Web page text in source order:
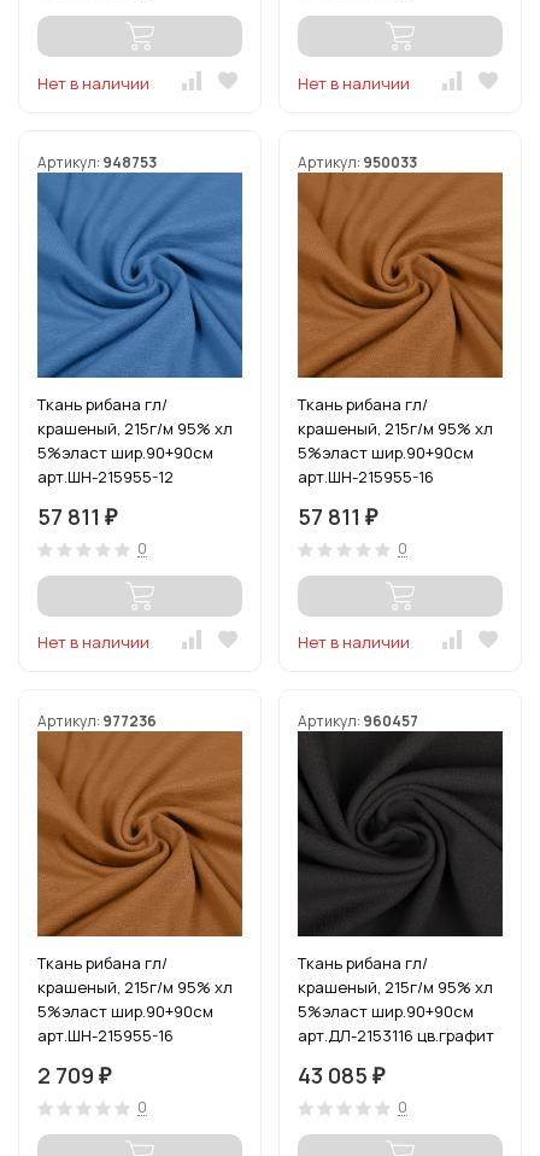
Нет в наличии Нет в наличии
Артикул: 948753
Ткань рибана гл/
крашеный, 215г/м 95% хл
5%эласт шир.90+90см
арт.ШН-215955-12
57 811 ₽
0
Нет в наличии
Артикул: 950033
Ткань рибана гл/
крашеный, 215г/м 95% хл
5%эласт шир.90+90см
арт.ШН-215955-16
57 811 ₽
0
Нет в наличии
Артикул: 977236
Ткань рибана гл/
крашеный, 215г/м 95% хл
5%эласт шир.90+90см
арт.ШН-215955-16
2 709 ₽
0
Артикул: 960457
Ткань рибана гл/
крашеный, 215г/м 95% хл
5%эласт шир.90+90см
арт.ДЛ-2153116 цв.графит
43 085 ₽
0